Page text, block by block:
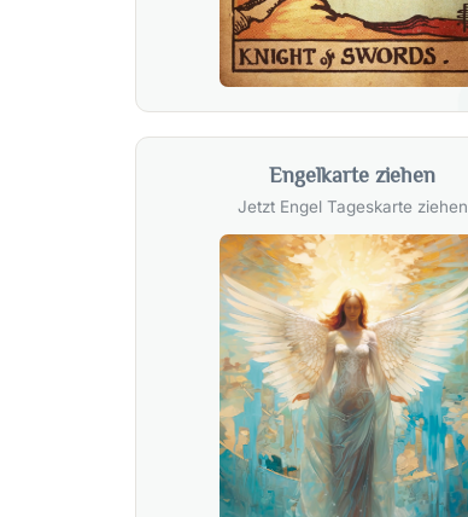
Engelkarte ziehen
Jetzt Engel Tageskarte ziehen